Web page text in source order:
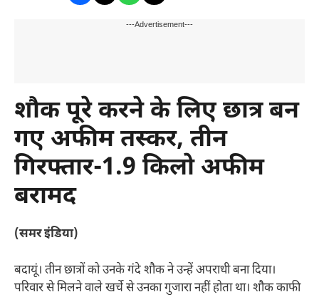
---Advertisement---
शौक पूरे करने के लिए छात्र बन
गए अफीम तस्कर, तीन
गिरफ्तार-1.9 किलो अफीम
बरामद
(समर इंडिया)
बदायूं। तीन छात्रों को उनके गंदे शौक ने उन्हें अपराधी बना दिया।
परिवार से मिलने वाले खर्चे से उनका गुजारा नहीं होता था। शौक काफी